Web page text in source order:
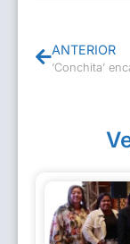
ANTERIOR